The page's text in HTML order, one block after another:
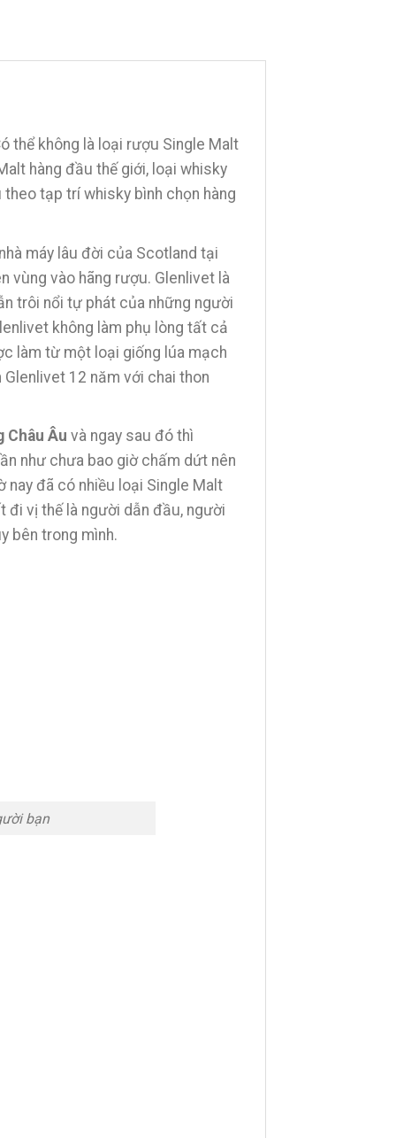
thể không là loại rượu Single Malt
hàng đầu thế giới, loại whisky
tạp trí whisky bình chọn hàng
máy lâu đời của Scotland tại
vùng vào hãng rượu. Glenlivet là
trôi nổi tự phát của những người
không làm phụ lòng tất cả
làm từ một loại giống lúa mạch
12 năm với chai thon
Châu Âu và ngay sau đó thì
như chưa bao giờ chấm dứt nên
đã có nhiều loại Single Malt
đi vị thế là người dẫn đầu, người
bên trong mình.
bạn